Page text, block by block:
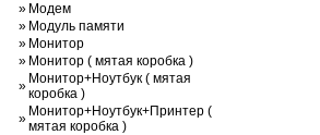
» Модем
» Модуль памяти
» Монитор
» Монитор ( мятая коробка )
» Монитор+Ноутбук ( мятая
коробка )
» Монитор+Ноутбук+Принтер (
мятая коробка )